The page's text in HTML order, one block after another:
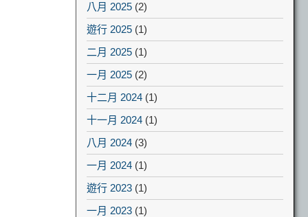
八月 2025 (2)
遊行 2025 (1)
二月 2025 (1)
一月 2025 (2)
十二月 2024 (1)
十一月 2024 (1)
八月 2024 (3)
一月 2024 (1)
遊行 2023 (1)
一月 2023 (1)